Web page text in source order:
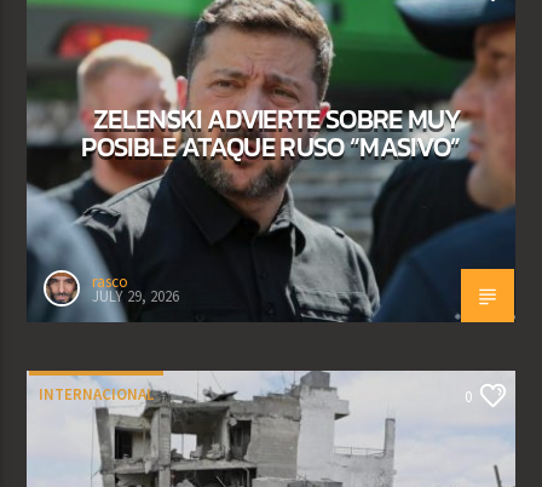
ZELENSKI ADVIERTE SOBRE MUY
POSIBLE ATAQUE RUSO “MASIVO”
rasco
JULY 29, 2026
INTERNACIONAL 0